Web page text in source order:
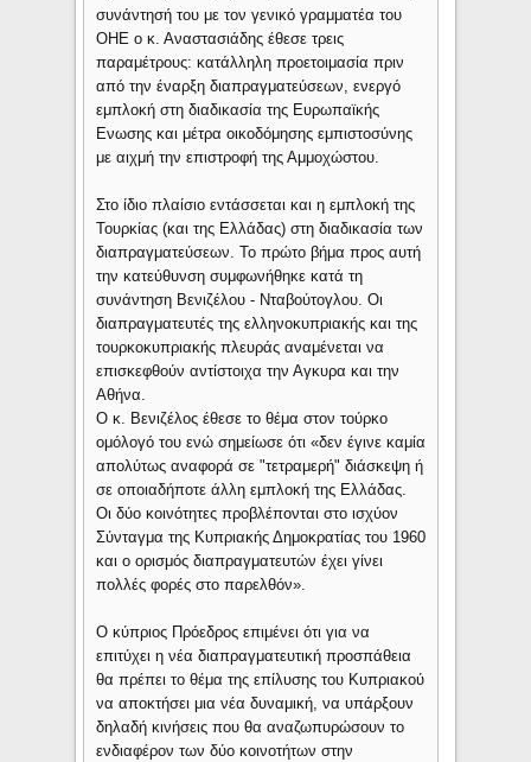
συνάντησή του με τον γενικό γραμματέα του
ΟΗΕ ο κ. Αναστασιάδης έθεσε τρεις
παραμέτρους: κατάλληλη προετοιμασία πριν
από την έναρξη διαπραγματεύσεων, ενεργό
εμπλοκή στη διαδικασία της Ευρωπαϊκής
Ενωσης και μέτρα οικοδόμησης εμπιστοσύνης
με αιχμή την επιστροφή της Αμμοχώστου.
Στο ίδιο πλαίσιο εντάσσεται και η εμπλοκή της
Τουρκίας (και της Ελλάδας) στη διαδικασία των
διαπραγματεύσεων. Το πρώτο βήμα προς αυτή
την κατεύθυνση συμφωνήθηκε κατά τη
συνάντηση Βενιζέλου - Νταβούτογλου. Οι
διαπραγματευτές της ελληνοκυπριακής και της
τουρκοκυπριακής πλευράς αναμένεται να
επισκεφθούν αντίστοιχα την Αγκυρα και την
Αθήνα.
Ο κ. Βενιζέλος έθεσε το θέμα στον τούρκο
ομόλογό του ενώ σημείωσε ότι «δεν έγινε καμία
απολύτως αναφορά σε "τετραμερή" διάσκεψη ή
σε οποιαδήποτε άλλη εμπλοκή της Ελλάδας.
Οι δύο κοινότητες προβλέπονται στο ισχύον
Σύνταγμα της Κυπριακής Δημοκρατίας του 1960
και ο ορισμός διαπραγματευτών έχει γίνει
πολλές φορές στο παρελθόν».
Ο κύπριος Πρόεδρος επιμένει ότι για να
επιτύχει η νέα διαπραγματευτική προσπάθεια
θα πρέπει το θέμα της επίλυσης του Κυπριακού
να αποκτήσει μια νέα δυναμική, να υπάρξουν
δηλαδή κινήσεις που θα αναζωπυρώσουν το
ενδιαφέρον των δύο κοινοτήτων στην